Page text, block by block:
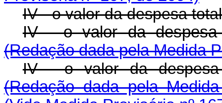
IV - o valor da despesa
IV - o valor da
(Redação dada pela Medida
IV - o valor da
(Redação dada pela